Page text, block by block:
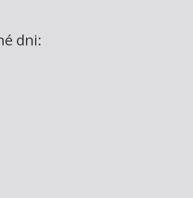
dni: